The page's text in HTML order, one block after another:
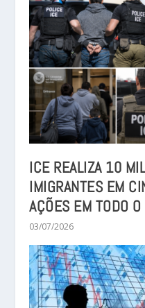
ICE REALIZA 10
IMIGRANTES EM
AÇÕES EM TODO
03/07/2026